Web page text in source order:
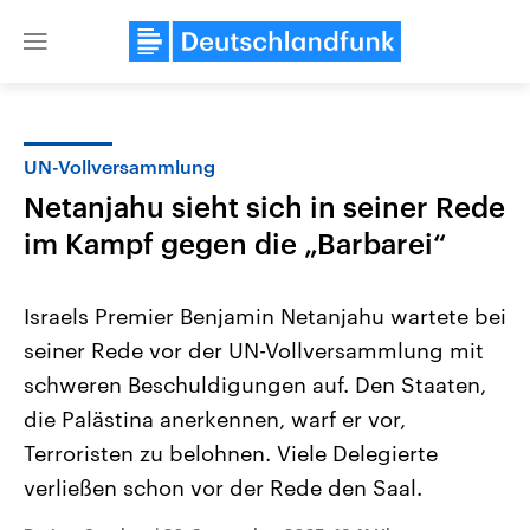
Close
Landtagswahl Sachsen-Anhalt
2026
Alle Informationen
September 2026 einen neuen
Bundesland von einer Koalition aus
USA
Aktuelle Beiträge,
Hintergründe
Wirtschaftlich und
gehören die Vereinigten
mit großem Einfluss auf
UN-Vollversammlung
Netanjahu sieht sich in seiner Rede
im Kampf gegen die „Barbarei“
Israels Premier Benjamin Netanjahu wartete bei
seiner Rede vor der UN-Vollversammlung mit
schweren Beschuldigungen auf. Den Staaten,
die Palästina anerkennen, warf er vor,
Terroristen zu belohnen. Viele Delegierte
verließen schon vor der Rede den Saal.